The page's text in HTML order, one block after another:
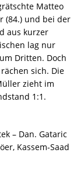
Matteo
(84.) und bei der
aus kurzer
lag nur
Dritten. Doch
sich. Die
zieht im
1:1.
– Dan. Gataric
Kassem-Saad